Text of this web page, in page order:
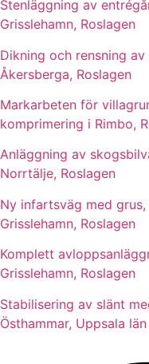
Stenläggning av
Grisslehamn, Roslagen
Dikning och rensning
Åkersberga, Roslagen
Markarbeten för
komprimering i Rimbo,
Anläggning av
Norrtälje, Roslagen
Ny infartsväg med
Grisslehamn, Roslagen
Komplett
Grisslehamn, Roslagen
Stabilisering av slänt
Östhammar, Uppsala län